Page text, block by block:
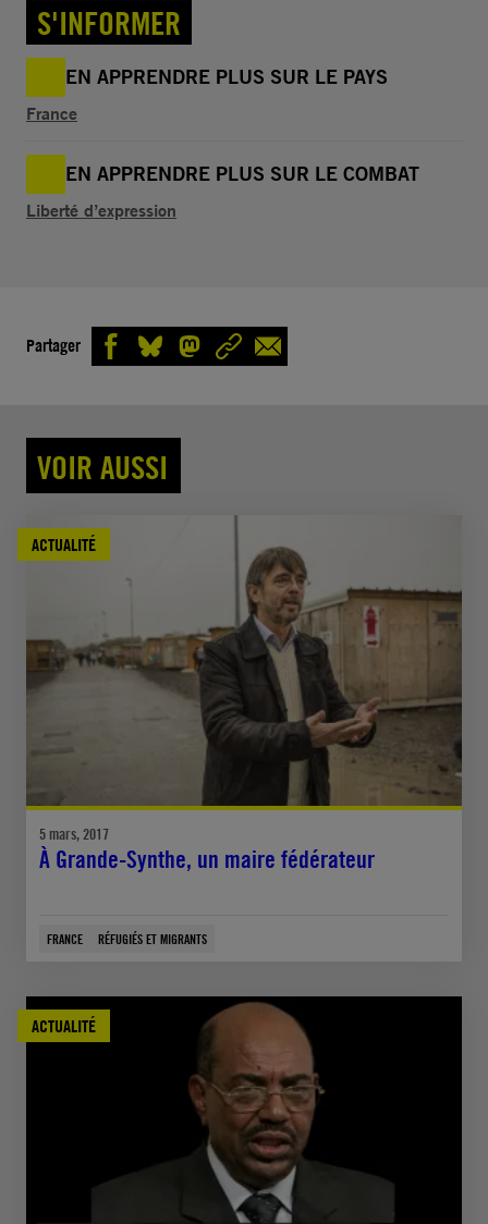
S'INFORMER
EN APPRENDRE PLUS SUR LE PAYS
France
EN APPRENDRE PLUS SUR LE COMBAT
Liberté d’expression
Partager
VOIR AUSSI
ACTUALITÉ
5 mars, 2017
À Grande-Synthe, un maire fédérateur
FRANCE RÉFUGIÉS ET MIGRANTS
ACTUALITÉ